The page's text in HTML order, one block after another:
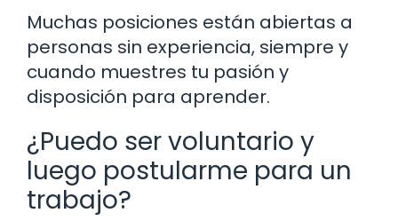
Muchas posiciones están abiertas a
personas sin experiencia, siempre y
cuando muestres tu pasión y
disposición para aprender.
¿Puedo ser voluntario y
luego postularme para un
trabajo?